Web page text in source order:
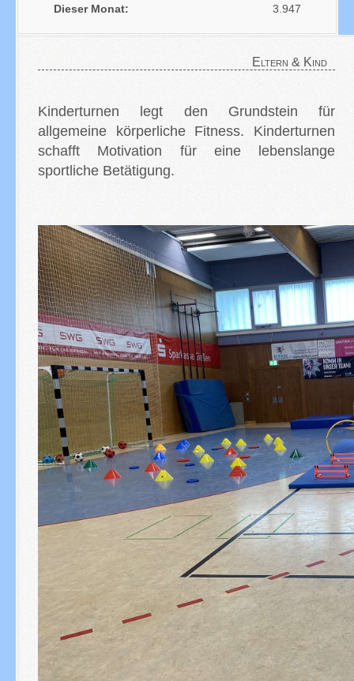
Dieser Monat:
3.947
Eltern & Kind
Kinderturnen legt den Grundstein für
allgemeine körperliche Fitness. Kinderturnen
schafft Motivation für eine lebenslange
sportliche Betätigung.